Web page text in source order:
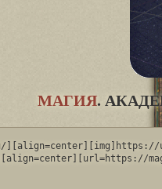
МАГИЯ.